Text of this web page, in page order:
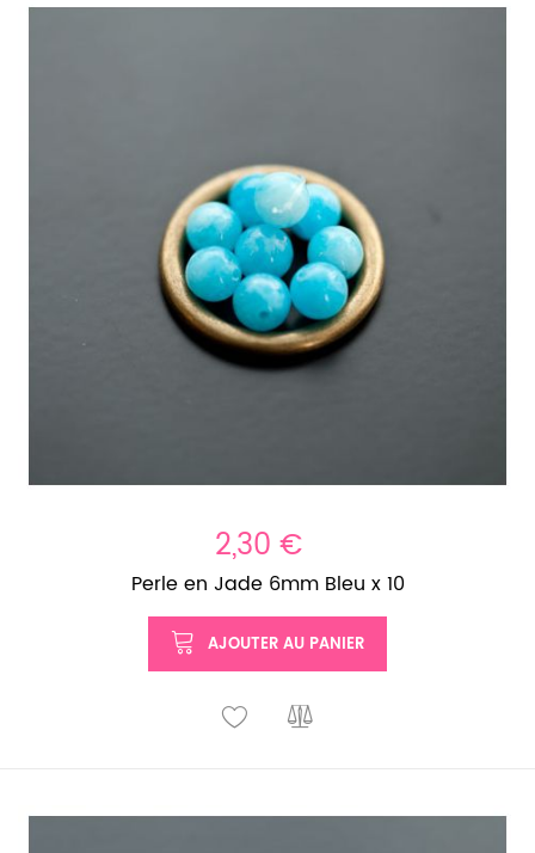
2,30 €
Perle en Jade 6mm Bleu x 10
AJOUTER AU PANIER